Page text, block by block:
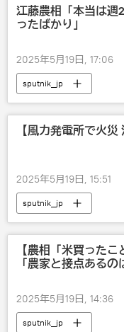
江藤農相「本当は週
ったばかり」
2025年5月19日, 17:06
sputnik_jp
【風力発電所で火災
2025年5月19日, 15:51
sputnik_jp
【農相「米買った
「農家と接点ある
2025年5月19日, 14:36
sputnik_jp